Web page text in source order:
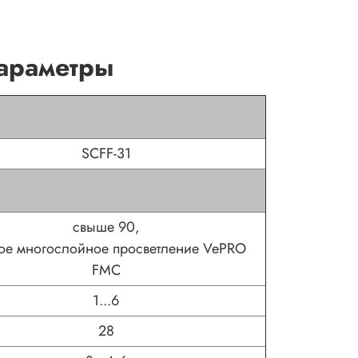
SCFF-31
свыше 90,
многослойное просветление VePRO
FMC
1...6
28